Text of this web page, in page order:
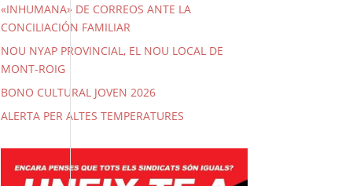
«INHUMANA» DE CORREOS ANTE LA
CONCILIACIÓN FAMILIAR
NOU NYAP PROVINCIAL, EL NOU LOCAL DE
MONT-ROIG
BONO CULTURAL JOVEN 2026
ALERTA PER ALTES TEMPERATURES